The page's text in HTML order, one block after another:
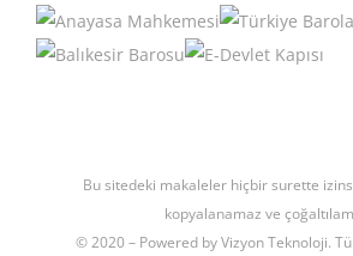
Bu sitedeki makaleler hiçbir surette
kopyalanamaz ve
© 2020 – Powered by Vizyon Teknoloji.